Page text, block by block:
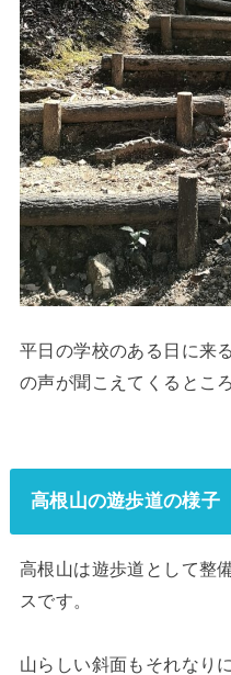
平日の学校のある日に来
の声が聞こえてくるとこ
高根山の遊歩道の様子
高根山は遊歩道として整
スです。
山らしい斜面もそれなり